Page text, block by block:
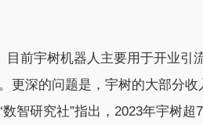
目前宇树机器人主要用于开业
更深的问题是，宇树的大部分
智研究社”指出，2023年宇树